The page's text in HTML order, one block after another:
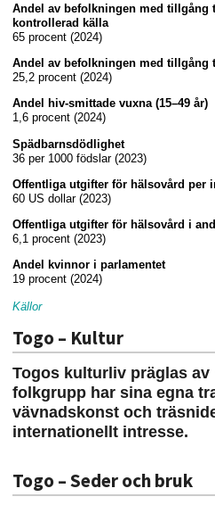
Andel av befolkningen med tillgång
kontrollerad källa
65 procent (2024)
Andel av befolkningen med tillgång
25,2 procent (2024)
Andel hiv-smittade vuxna (15–49 år)
1,6 procent (2024)
Spädbarnsdödlighet
36 per 1000 födslar (2023)
Offentliga utgifter för hälsovård per
60 US dollar (2023)
Offentliga utgifter för hälsovård i
6,1 procent (2023)
Andel kvinnor i parlamentet
19 procent (2024)
Källor
Togo – Kultur
Togos kulturliv präglas av
folkgrupp har sina egna
vävnadskonst och
internationellt intresse.
Togo – Seder och bruk